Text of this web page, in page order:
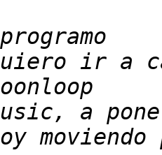
ir a